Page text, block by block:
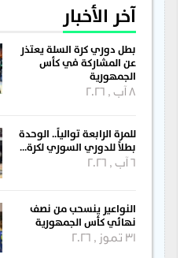
آخر الأخبار
بطل دوري كرة السلة يعتذر
عن المشاركة في كأس
الجمهورية
8 آب , 2026
للمرة الرابعة توالياً.. الوحدة
بطلاً للدوري السوري لكرة…
6 آب , 2026
النواعير ينسحب من نصف
نهائي كأس الجمهورية
31 تموز , 2026